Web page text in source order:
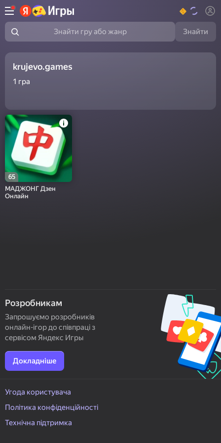
Знайти гру або жанр Знайти
krujevo.games
1 гра
65
МАДЖОНГ Дзен
Онлайн
Розробникам
Запрошуємо розробників
онлайн-ігор до співпраці з
сервісом Яндекс Игры
Докладніше
Угода користувача
Політика конфіденційності
Технічна підтримка